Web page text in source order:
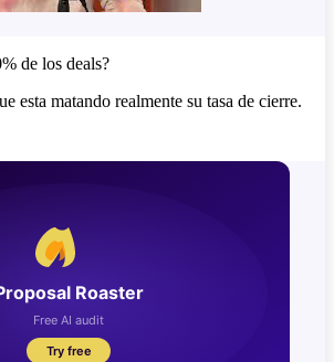
de los deals?
esta matando realmente su tasa de cierre.